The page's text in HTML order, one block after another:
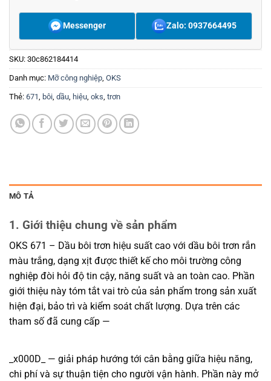
Messenger Zalo: 0937664495
SKU: 30c862184414
Danh mục: Mỡ công nghiệp OKS
Thẻ: 671 bôi dầu hiệu oks trơn
MÔ TẢ
1. Giới thiệu chung về sản phẩm
OKS 671 – Dầu bôi trơn hiệu suất cao với dầu bôi trơn rắn
màu trắng, dạng xịt được thiết kế cho môi trường công
nghiệp đòi hỏi độ tin cậy, năng suất và an toàn cao. Phần
giới thiệu này tóm tắt vai trò của sản phẩm trong sản xuất
hiện đại, bảo trì và kiểm soát chất lượng. Dựa trên các
tham số đã cung cấp —
_x000D_ — giải pháp hướng tới cân bằng giữa hiệu năng,
chi phí và sự thuận tiện cho người vận hành. Phần này mở